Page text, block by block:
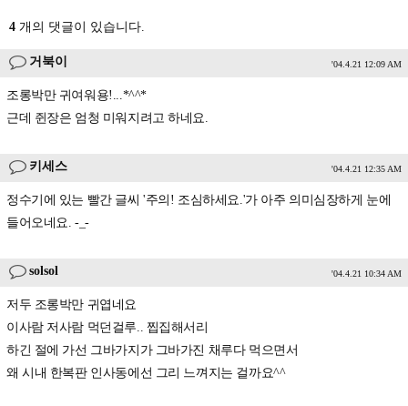
4 개의 댓글이 있습니다.
거북이 '04.4.21 12:09 AM
조롱박만 귀여워용!...*^^*
근데 쥔장은 엄청 미워지려고 하네요.
키세스 '04.4.21 12:35 AM
정수기에 있는 빨간 글씨 '주의! 조심하세요.'가 아주 의미심장하게 눈에
들어오네요. -_-
solsol '04.4.21 10:34 AM
저두 조롱박만 귀엽네요
이사람 저사람 먹던걸루.. 찝집해서리
하긴 절에 가선 그바가지가 그바가진 채루다 먹으면서
왜 시내 한복판 인사동에선 그리 느껴지는 걸까요^^